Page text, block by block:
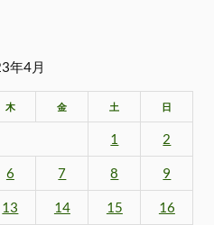
年4月
木 金 土 日
1 2
6 7 8 9
13 14 15 16